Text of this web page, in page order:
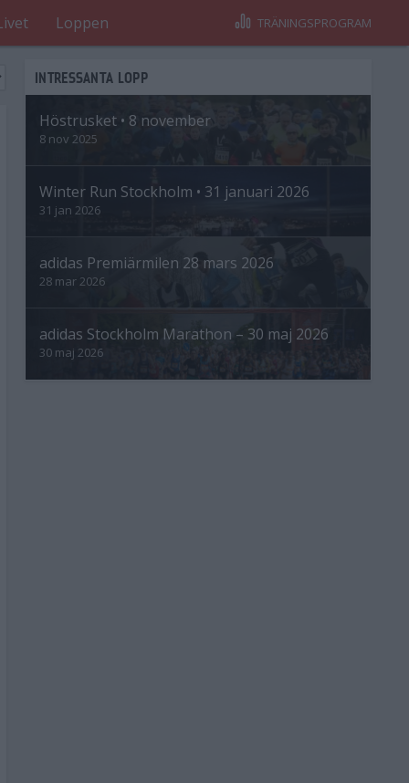
Loppen TRÄNINGSPROGRAM
INTRESSANTA LOPP
Höstrusket • 8 november
8 nov 2025
Winter Run Stockholm • 31 januari 2026
31 jan 2026
adidas Premiärmilen 28 mars 2026
28 mar 2026
adidas Stockholm Marathon – 30 maj 2026
30 maj 2026